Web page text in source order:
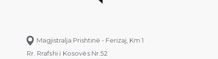
Magjistralja Prishtinë - Ferizaj, Km 1
Rr. Rrafshi i Kosovës Nr.52